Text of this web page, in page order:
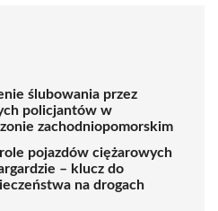
ślubowania przez
policjantów w
zachodniopomorskim
pojazdów ciężarowych
– klucz do
na drogach